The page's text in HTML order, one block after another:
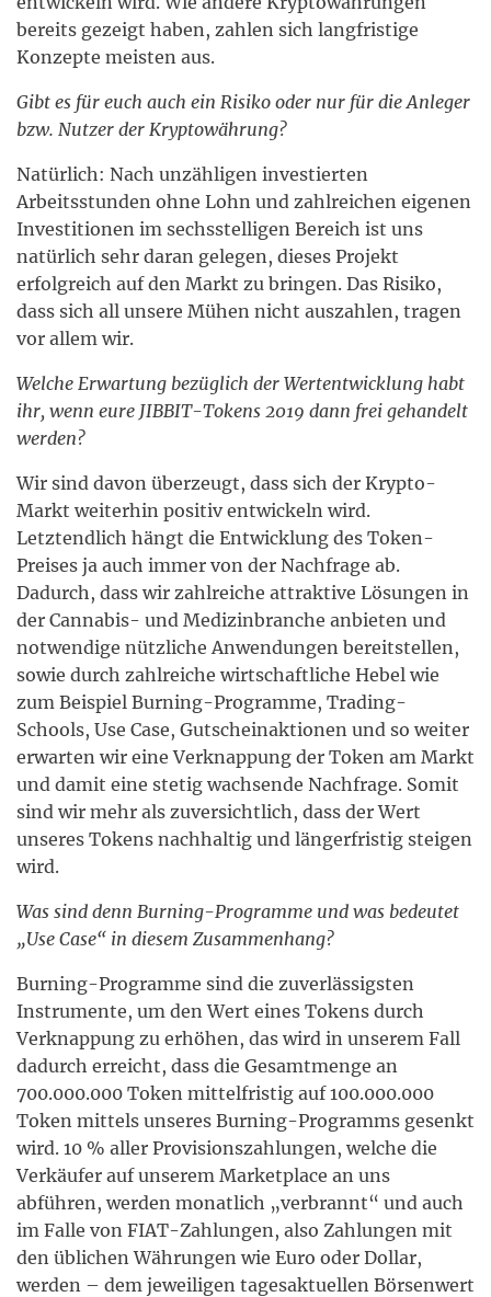
bereits gezeigt haben, zahlen sich langfristige
Konzepte meisten aus.
Gibt es für euch auch ein Risiko oder nur für die Anleger
bzw. Nutzer der Kryptowährung?
Natürlich: Nach unzähligen investierten
Arbeitsstunden ohne Lohn und zahlreichen eigenen
Investitionen im sechsstelligen Bereich ist uns
natürlich sehr daran gelegen, dieses Projekt
erfolgreich auf den Markt zu bringen. Das Risiko,
dass sich all unsere Mühen nicht auszahlen, tragen
vor allem wir.
Welche Erwartung bezüglich der Wertentwicklung habt
ihr, wenn eure JIBBIT-Tokens 2019 dann frei gehandelt
werden?
Wir sind davon überzeugt, dass sich der Krypto-
Markt weiterhin positiv entwickeln wird.
Letztendlich hängt die Entwicklung des Token-
Preises ja auch immer von der Nachfrage ab.
Dadurch, dass wir zahlreiche attraktive Lösungen in
der Cannabis- und Medizinbranche anbieten und
notwendige nützliche Anwendungen bereitstellen,
sowie durch zahlreiche wirtschaftliche Hebel wie
zum Beispiel Burning-Programme, Trading-
Schools, Use Case, Gutscheinaktionen und so weiter
erwarten wir eine Verknappung der Token am Markt
und damit eine stetig wachsende Nachfrage. Somit
sind wir mehr als zuversichtlich, dass der Wert
unseres Tokens nachhaltig und längerfristig steigen
wird.
Was sind denn Burning-Programme und was bedeutet
„Use Case“ in diesem Zusammenhang?
Burning-Programme sind die zuverlässigsten
Instrumente, um den Wert eines Tokens durch
Verknappung zu erhöhen, das wird in unserem Fall
dadurch erreicht, dass die Gesamtmenge an
700.000.000 Token mittelfristig auf 100.000.000
Token mittels unseres Burning-Programms gesenkt
wird. 10 % aller Provisionszahlungen, welche die
Verkäufer auf unserem Marketplace an uns
abführen, werden monatlich „verbrannt“ und auch
im Falle von FIAT-Zahlungen, also Zahlungen mit
den üblichen Währungen wie Euro oder Dollar,
werden – dem jeweiligen tagesaktuellen Börsenwert